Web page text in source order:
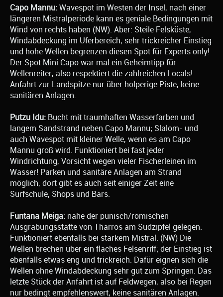
Capo Mannu: Wavespot im Westen der Insel, nach einer
längeren Mistralperiode kann es geniale Bedingungen mit
Wind von rechts haben (NW). Aber: Steile Felsküste,
Windabdeckung im Uferbereich, sehr trickreicher Einstieg
und hohe Wellen begrenzen diesen Spot für Experts only!
Der Spot Mini Capo war mal ein Geheimtipp für
Wellenreiter, also respektiert die zahlreichen Locals!
Anfahrt zur Landspitze nur über holperige Piste, keine
sanitären Anlagen.
Putzu Idu: Bucht mit traumhaften Wasserfarben und
langem Sandstrand neben Capo Mannu; Slalom- und
auch Wavespot mit kleiner Welle, wenn es am Capo
Mannu groß wird. Funktioniert bei fast jeder
Windrichtung, Vorsicht wegen vieler Fischerleinen im
Wasser! Parken und sanitäre Anlagen am Strand
möglich, dort gibt es auch seit einiger Zeit eine
Surfschule, Shops und Bars.
Funtana Meiga: nahe der punisch/römischen
Ausgrabungsstätte von Tharros am Südzipfel gelegen.
Funktioniert ebenfalls bei starkem Mistral. (NW) Die
Wellen brechen über ein flaches Felsenriff; der Einstieg ist
ebenfalls etwas eng und trickreich. Dafür eignen sich die
Wellen ohne Windabdeckung sehr gut zum Springen. Das
letzte Stück der Anfahrt ist auf Feldwegen, also bei Regen
nur bedingt empfehlenswert, keine sanitären Anlagen.